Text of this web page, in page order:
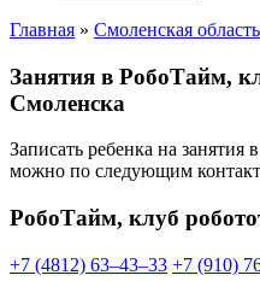
Главная » Смоленская область
Занятия в РобоТайм,
Смоленска
Записать ребенка на
можно по следующим
РобоТайм, клуб
+7 (4812) 63‒43‒33 +7 (910)